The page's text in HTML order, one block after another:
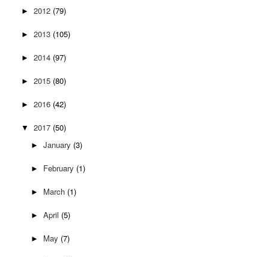
► 2012 (79)
► 2013 (105)
► 2014 (97)
► 2015 (80)
► 2016 (42)
▼ 2017 (50)
► January (3)
► February (1)
► March (1)
► April (5)
► May (7)